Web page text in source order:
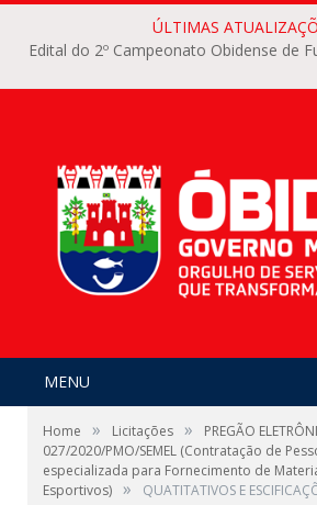
ÚLTIMAS
Edital do 2º Campeonato Obidense de
MENU
Home » Licitações »
PREGÃO
027/2020/PMO/SEMEL (Contratação de
especializada para Fornecimento de
Esportivos) » QUATITATIVOS E